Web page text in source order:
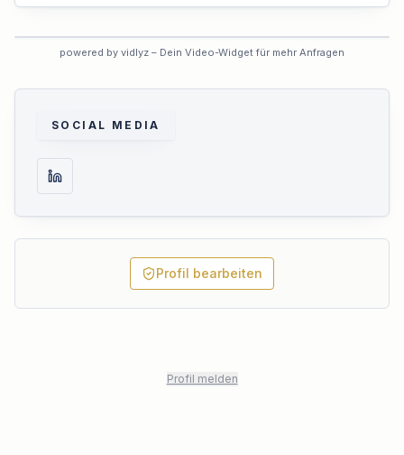
Dieses Profil hat das interaktive
powered by vidlyz – Dein Video-Widget für mehr Anfragen
SOCIAL MEDIA
Profil bearbeiten
Profil melden